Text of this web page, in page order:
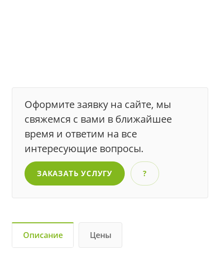
Оформите заявку на сайте, мы
свяжемся с вами в ближайшее
время и ответим на все
интересующие вопросы.
ЗАКАЗАТЬ УСЛУГУ ?
Описание Цены